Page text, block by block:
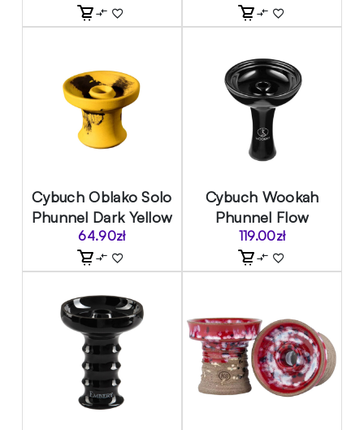
Cybuch Oblako Solo
Phunnel Dark Yellow
64.90zł
Cybuch Wookah
Phunnel Flow
119.00zł